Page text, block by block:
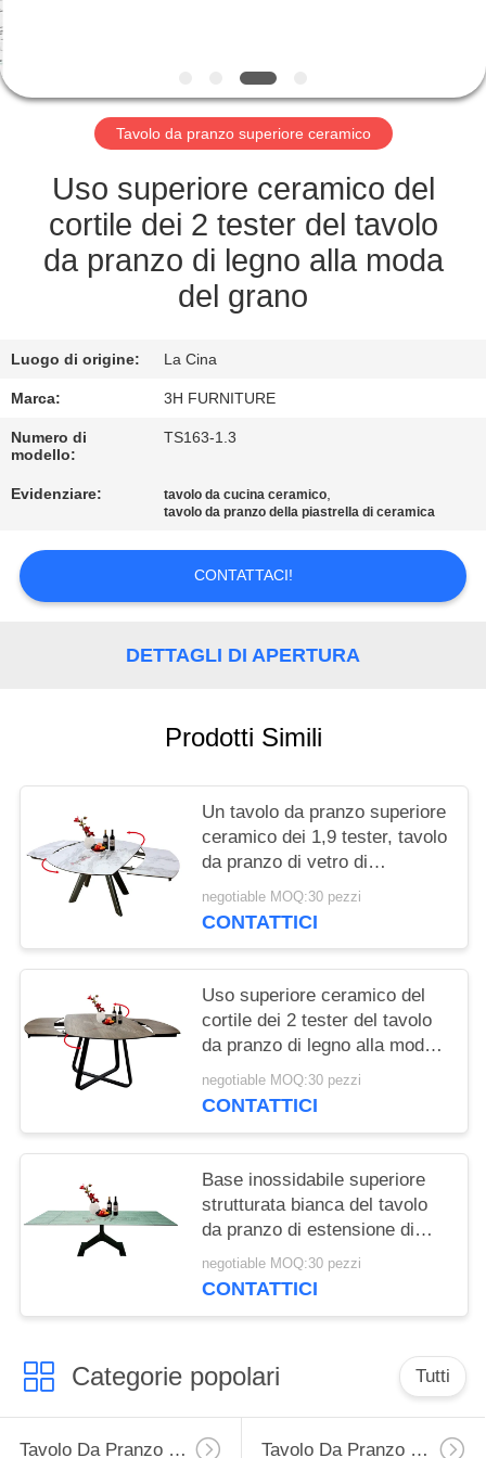
CONTROLLO
DI
QUALITÀ
CONTATTO
STATI
UNITI
RICHIEDA
CITAZIONE
MAPPA
DEL
SITO
PRIVACY
POLICY
Tavolo da pranzo superiore ceramico
Uso superiore ceramico del
cortile dei 2 tester del tavolo
da pranzo di legno alla moda
del grano
Luogo di origine: La Cina
Marca: 3H FURNITURE
Numero di
modello:
TS163-1.3
Evidenziare: tavolo da cucina ceramico,
tavolo da pranzo della piastrella di ceramica
CONTATTACI!
DETTAGLI DI APERTURA
Prodotti Simili
Un tavolo da pranzo superiore
ceramico dei 1,9 tester, tavolo
da pranzo di vetro di
estensione di Horsebelly
negotiable MOQ:30 pezzi
CONTATTICI
Uso superiore ceramico del
cortile dei 2 tester del tavolo
da pranzo di legno alla moda
del grano
negotiable MOQ:30 pezzi
CONTATTICI
Base inossidabile superiore
strutturata bianca del tavolo
da pranzo di estensione di
rettangolo
negotiable MOQ:30 pezzi
CONTATTICI
Categorie popolari Tutti
Tavolo Da Pranzo Di Estensione Tavolo Da Pranzo Fisso